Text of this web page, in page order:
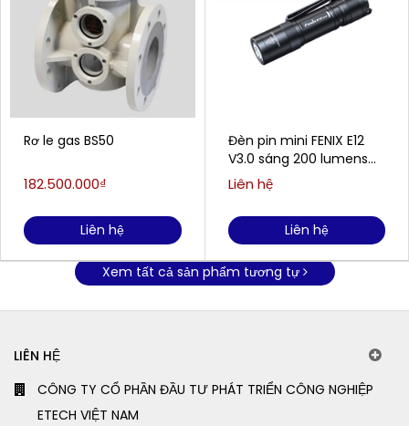
Rơ le gas BS50
182.500.000₫
Liên hệ
Đèn pin mini FENIX E12
V3.0 sáng 200 lumens
chiếu xa 78m
Liên hệ
Liên hệ
Xem tất cả sản phẩm tương tự
LIÊN HỆ
CÔNG TY CỔ PHẦN ĐẦU TƯ PHÁT TRIỂN CÔNG NGHIỆP
ETECH VIỆT NAM